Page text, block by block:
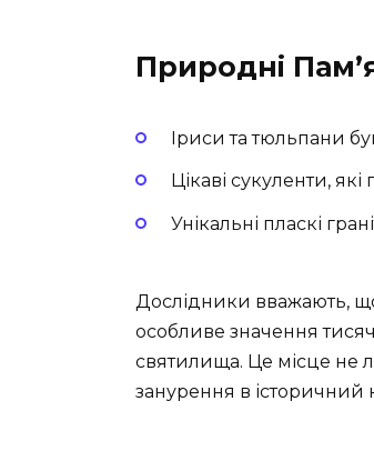
Природні
Іриси та тюльпани
Цікаві сукуленти,
Унікальні пласкі
Дослідники вважають,
особливе значення
святилища. Це місце не
занурення в історичний